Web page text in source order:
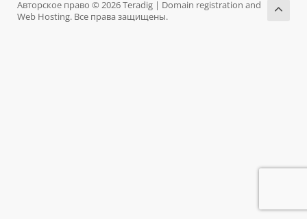
Авторское право © 2026 Teradig | Domain registration and
Web Hosting. Все права защищены.